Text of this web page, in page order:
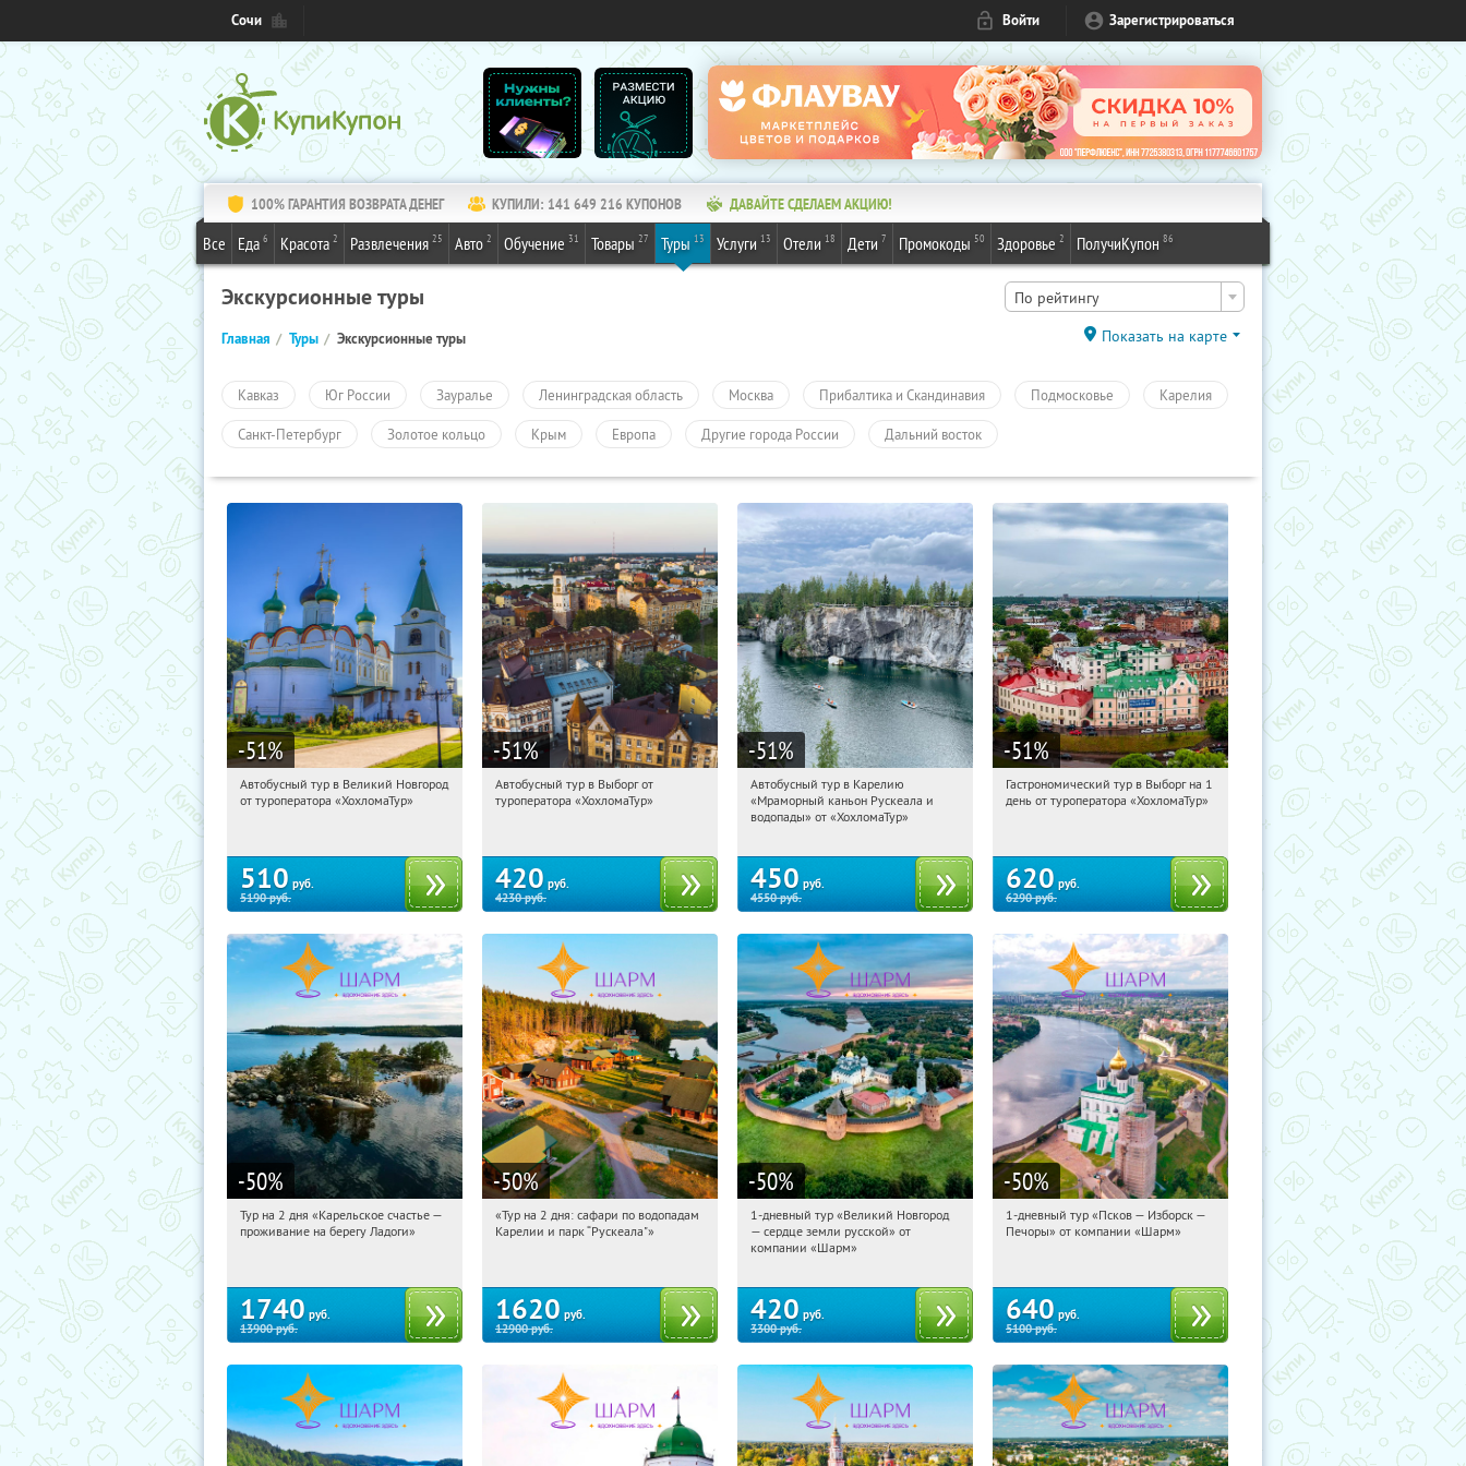
Сочи Войти Зарегистрироваться
100% ГАРАНТИЯ ВОЗВРАТА ДЕНЕГ КУПИЛИ: 141 649 216 КУПОНОВ ДАВАЙТЕ СДЕЛАЕМ АКЦИЮ!
Все Еда 6 Красота 2 Развлечения 25 Авто 2 Обучение 31 Товары 27 Туры 13 Услуги 13 Отели 18 Дети 7 Промокоды 50 Здоровье 2 ПолучиКупон 86
Экскурсионные туры По рейтингу
Главная Туры Экскурсионные туры Показать на карте
Кавказ Юг России Зауралье Ленинградская область Москва Прибалтика и Скандинавия Подмосковье Карелия
Санкт-Петербург Золотое кольцо Крым Европа Другие города России Дальний восток
-51%
03:57:10 Купили:2
Автобусный тур в Великий Новгород
от туроператора «ХохломаТур»
510 руб.
5190руб.
-51%
03:57:10 Купили:
Автобусный тур в Выборг от
туроператора «ХохломаТур»
420 руб.
4230руб.
-51%
03:57:10 Купили:
Сенная площадь
Автобусный тур в Карелию
«Мраморный каньон Рускеала и
водопады» от «ХохломаТур»
450 руб.
4550руб.
-51%
03:57:10 Купили:5
Гастрономический тур в Выборг на 1
день от туроператора «ХохломаТур»
620 руб.
6290руб.
-50%
03:57:10 Купили:39
Тур на 2 дня «Карельское счастье —
проживание на берегу Ладоги»
1740 руб.
13900руб.
-50%
03:57:10 Купили:
«Тур на 2 дня: сафари по водопадам
Карелии и парк “Рускеала"»
1620 руб.
12900руб.
-50%
03:57:10 Купили:22
Достоевская
1-дневный тур «Великий Новгород
— сердце земли русской» от
компании «Шарм»
420 руб.
3300руб.
-50%
03:57:10 Купили:12
1-дневный тур «Псков — Изборск —
Печоры» от компании «Шарм»
640 руб.
5100руб.